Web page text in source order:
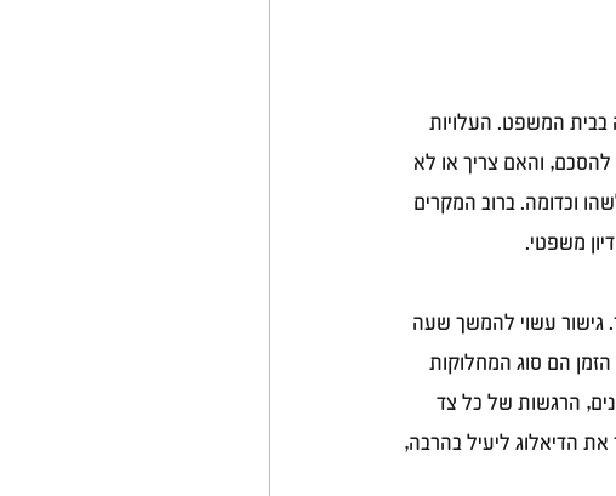
בבית המשפט. העלויות
להסכם, והאם צריך או לא
וכדומה. ברוב המקרים
משפטי.
גישור עשוי להמשך שעה
הם סוג המחלוקות
הרגשות של כל צד
את הדיאלוג ליעיל בהרבה,